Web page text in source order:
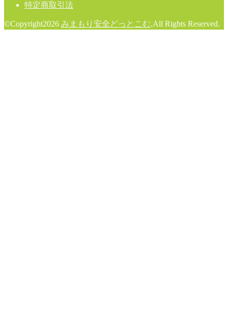
特定商取引法
©Copyright2026 みまもり安全どっとこむ.All Rights Reserved.